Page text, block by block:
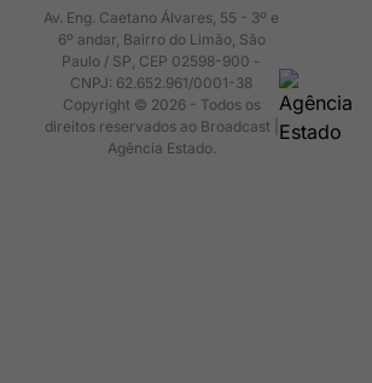
Av. Eng. Caetano Álvares, 55 - 3º e
6º andar, Bairro do Limão, São
Paulo / SP, CEP 02598-900 -
CNPJ: 62.652.961/0001-38
Copyright © 2026 - Todos os
direitos reservados ao Broadcast |
Agência Estado.